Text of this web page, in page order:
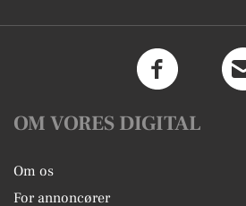
OM VORES DIGITAL
Om os
For annoncører